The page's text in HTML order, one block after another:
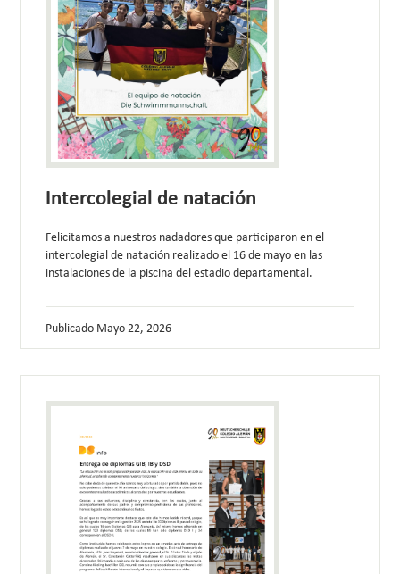
Intercolegial de natación
Felicitamos a nuestros nadadores que participaron en el
intercolegial de natación realizado el 16 de mayo en las
instalaciones de la piscina del estadio departamental.
Publicado Mayo 22, 2026